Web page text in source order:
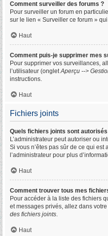
Comment surveiller des forums ?
Pour surveiller un forum en
sur le lien « Surveiller ce forum »
Haut
Comment puis-je supprimer mes
Pour supprimer vos surveillances,
l’utilisateur (ongletAperçu -->
instructions.
Haut
Fichiers joints
Quels fichiers joints sont
L’administrateur peut autoriser ou
Si vous n’êtes pas sûr de ce qui
l’administrateur pour plus
Haut
Comment trouver tous mes
Pour accéder à la liste des fichiers
et messages privés, allez dans
des fichiers joints.
Haut